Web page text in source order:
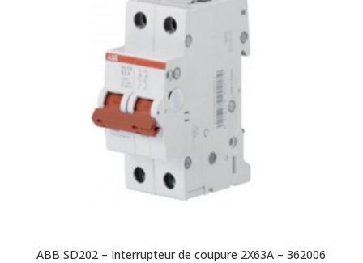
ABB SD202 – Interrupteur de coupure 2X63A – 362006